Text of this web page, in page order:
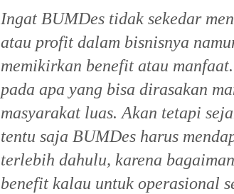
Ingat BUMDes tidak sekedar
atau profit dalam bisnisnya
memikirkan benefit atau
pada apa yang bisa dirasakan
masyarakat luas. Akan tetapi
tentu saja BUMDes harus
terlebih dahulu, karena
benefit kalau untuk operasional